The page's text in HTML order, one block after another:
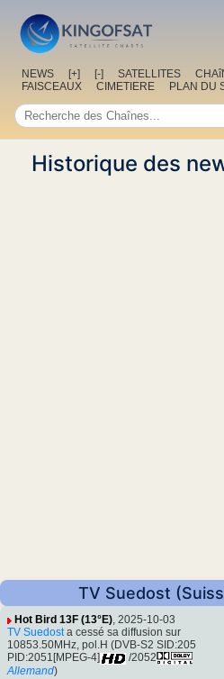
NEWS [+] [-] SATELLITES
FAISCEAUX
CIMETIERE PLAN DU
Historique des
TV Suedost
Hot Bird 13F (13°E), 2025-10-03
TV Suedosta cessé sa diffusion sur
10853.50MHz, pol.H (DVB-S2 SID:205
PID:2051[MPEG-4]
/2052
Allemand)